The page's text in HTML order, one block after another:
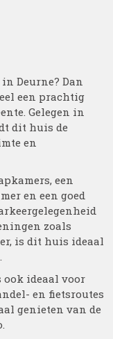
Deurne? Dan
een prachtig
Gelegen in
dit huis de
en
een
en een goed
zoals
is dit huis ideaal
ideaal voor
en fietsroutes
genieten van de